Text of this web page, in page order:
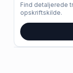
Find detaljerede
opskriftskilde.